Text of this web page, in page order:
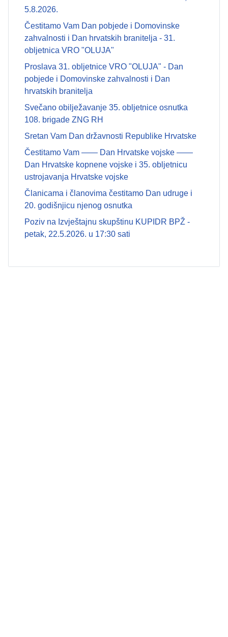
5.8.2026.
Čestitamo Vam Dan pobjede i Domovinske
zahvalnosti i Dan hrvatskih branitelja - 31.
obljetnica VRO "OLUJA"
Proslava 31. obljetnice VRO "OLUJA" - Dan
pobjede i Domovinske zahvalnosti i Dan
hrvatskih branitelja
Svečano obilježavanje 35. obljetnice osnutka
108. brigade ZNG RH
Sretan Vam Dan državnosti Republike Hrvatske
Čestitamo Vam —— Dan Hrvatske vojske ——
Dan Hrvatske kopnene vojske i 35. obljetnicu
ustrojavanja Hrvatske vojske
Članicama i članovima čestitamo Dan udruge i
20. godišnjicu njenog osnutka
Poziv na Izvještajnu skupštinu KUPIDR BPŽ -
petak, 22.5.2026. u 17:30 sati